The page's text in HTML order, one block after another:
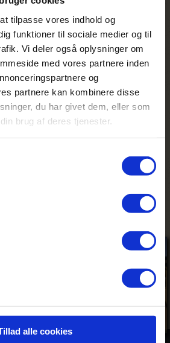
tilpasse vores indhold og
funktioner til sociale medier og til
Vi deler også oplysninger om
med vores partnere inden
og
partnere kan kombinere disse
du har givet dem, eller som
brug af deres tjenester.
alle cookies
røverhistorier omkring bålet
til mit telt. Jeg lagde mig
efter en fantastisk dag.
jeg høre en puslen uden for
og man kunne høre, at
dyr. Det lagde sig ned
teltet og lagde sig til at
høre det trække vejret
i søvn med endnu en
i bagagen. Om
hvorefter han
tit var en næsten blind bøffel,